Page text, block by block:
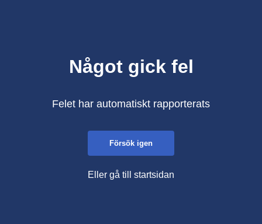
Något gick fel
Felet har automatiskt rapporterats
Försök igen
Eller gå till startsidan